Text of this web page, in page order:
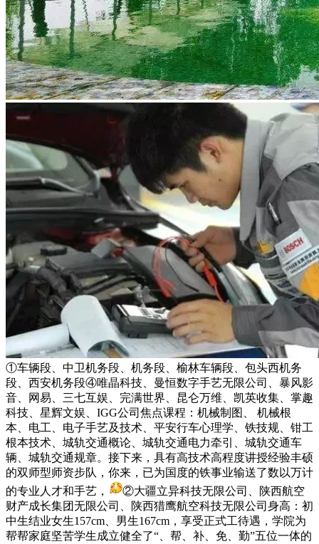
①车辆段、中卫机务段、机务段、榆林车辆段、包头西机务
段、西安机务段④唯晶科技、曼恒数字手艺无限公司、暴风影
音、网易、三七互娱、完满世界、昆仑万维、凯英收集、掌趣
科技、星辉文娱、IGG公司焦点课程：机械制图、 机械根
本、电工、电子手艺及技术、平安行车心理学、铁技规、钳工
根本技术、城轨交通概论、城轨交通电力牵引、城轨交通车
辆、城轨交通规章。接下来，具有高技术高程度讲授经验丰硕
的双师型师资步队，你来，已为国度的铁事业输送了数以万计
的专业人才和手艺，
②大疆立异科技无限公司、陕西航空
财产成长集团无限公司、陕西猎鹰航空科技无限公司身高：初
中生结业女生157cm、男生167cm，享受正式工待遇，学院为
帮帮家庭坚苦学生成立健全了“、帮、补、免、勤”五位一体的